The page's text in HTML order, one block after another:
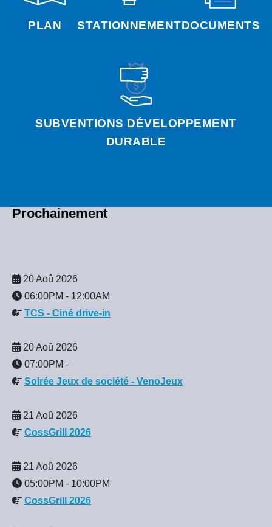
PLAN STATIONNEMENTDOCUMENTS
SUBVENTIONS DÉVELOPPEMENT
DURABLE
Prochainement
20 Aoû 2026
06:00PM - 12:00AM
TCS - Ciné drive-in
20 Aoû 2026
07:00PM -
Soirée Jeux de société - VenoJeux
21 Aoû 2026
CossGrill 2026
21 Aoû 2026
05:00PM - 10:00PM
CossGrill 2026